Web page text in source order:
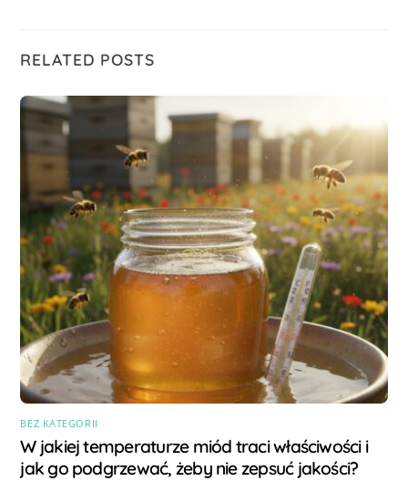
RELATED POSTS
BEZ KATEGORII
W jakiej temperaturze miód traci właściwości i
jak go podgrzewać, żeby nie zepsuć jakości?